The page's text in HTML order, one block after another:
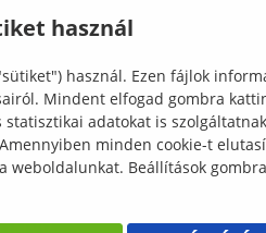
használ
használ. Ezen fájlok
Mindent elfogad gombra
statisztikai adatokat is
minden cookie-t
weboldalunkat. Beállítások